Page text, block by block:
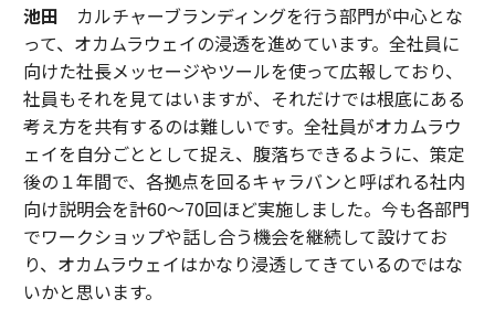
池田 カルチャーブランディングを行う部門が中心とな
って、オカムラウェイの浸透を進めています。全社員に
向けた社長メッセージやツールを使って広報しており、
社員もそれを見てはいますが、それだけでは根底にある
考え方を共有するのは難しいです。全社員がオカムラウ
ェイを自分ごととして捉え、腹落ちできるように、策定
後の１年間で、各拠点を回るキャラバンと呼ばれる社内
向け説明会を計60～70回ほど実施しました。今も各部門
でワークショップや話し合う機会を継続して設けてお
り、オカムラウェイはかなり浸透してきているのではな
いかと思います。